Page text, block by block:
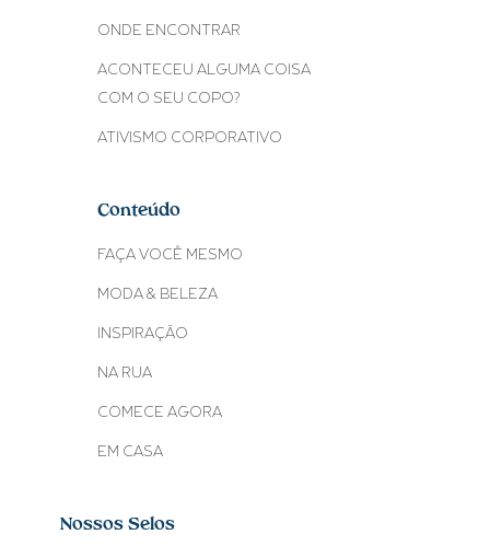
ONDE ENCONTRAR
ACONTECEU ALGUMA COISA
COM O SEU COPO?
ATIVISMO CORPORATIVO
Conteúdo
FAÇA VOCÊ MESMO
MODA & BELEZA
INSPIRAÇÃO
NA RUA
COMECE AGORA
EM CASA
Nossos Selos